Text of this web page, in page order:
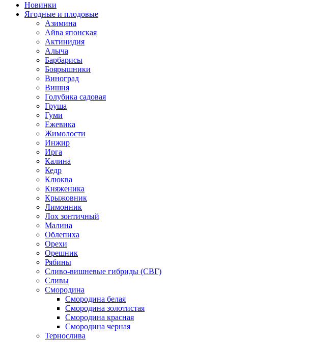
Новинки
Ягодные и плодовые
Азимина
Айва японская
Актинидия
Алыча
Барбарисы
Боярышники
Виноград
Вишня
Голубика садовая
Груша
Гуми
Ежевика
Жимолости
Инжир
Ирга
Калина
Кедр
Клюква
Княженика
Крыжовник
Лимонник
Лох зонтичный
Малина
Облепиха
Орехи
Орешник
Рябины
Сливо-вишневые гибриды (СВГ)
Сливы
Смородина
Смородина белая
Смородина золотистая
Смородина красная
Смородина черная
Тернослива